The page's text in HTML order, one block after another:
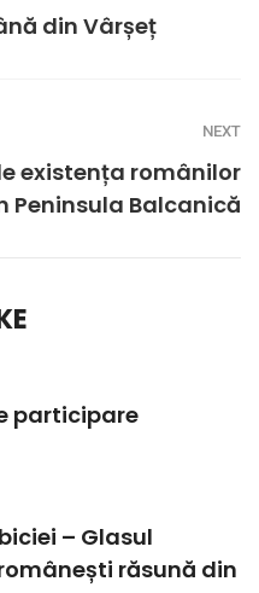
din Vârșeț
NEXT
existența românilor
Peninsula Balcanică
participare
– Glasul
răsună din